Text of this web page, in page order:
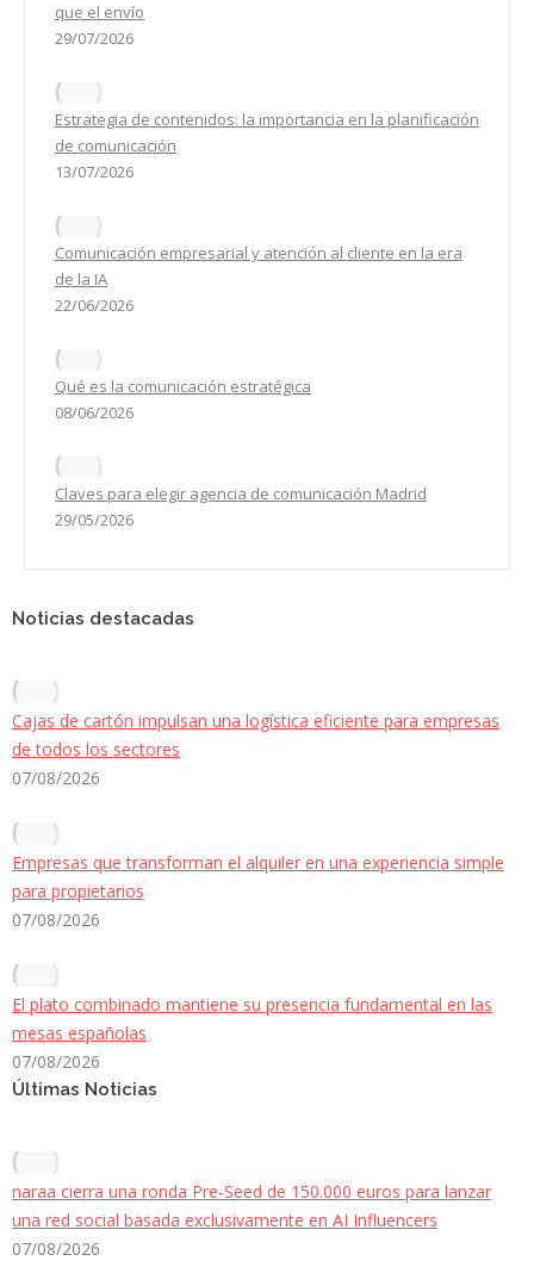
que el envío
29/07/2026
Estrategia de contenidos: la importancia en la planificación
de comunicación
13/07/2026
Comunicación empresarial y atención al cliente en la era
de la IA
22/06/2026
Qué es la comunicación estratégica
08/06/2026
Claves para elegir agencia de comunicación Madrid
29/05/2026
Noticias destacadas
Cajas de cartón impulsan una logística eficiente para empresas
de todos los sectores
07/08/2026
Empresas que transforman el alquiler en una experiencia simple
para propietarios
07/08/2026
El plato combinado mantiene su presencia fundamental en las
mesas españolas
07/08/2026
Últimas Noticias
naraa cierra una ronda Pre-Seed de 150.000 euros para lanzar
una red social basada exclusivamente en AI Influencers
07/08/2026